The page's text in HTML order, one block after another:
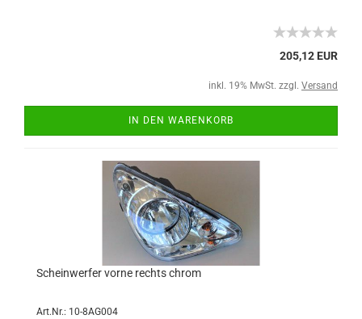
205,12 EUR
inkl. 19% MwSt. zzgl. Versand
IN DEN WARENKORB
Scheinwerfer vorne rechts chrom
Art.Nr.: 10-8AG004